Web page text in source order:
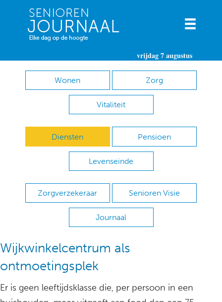
vrijdag 7 augustus
Wonen Zorg
Vitaliteit
Diensten Pensioen
Levenseinde
Zorgverzekeraar Senioren Visie
Journaal
Wijkwinkelcentrum als
ontmoetingsplek
Er is geen leeftijdsklasse die, per persoon in een